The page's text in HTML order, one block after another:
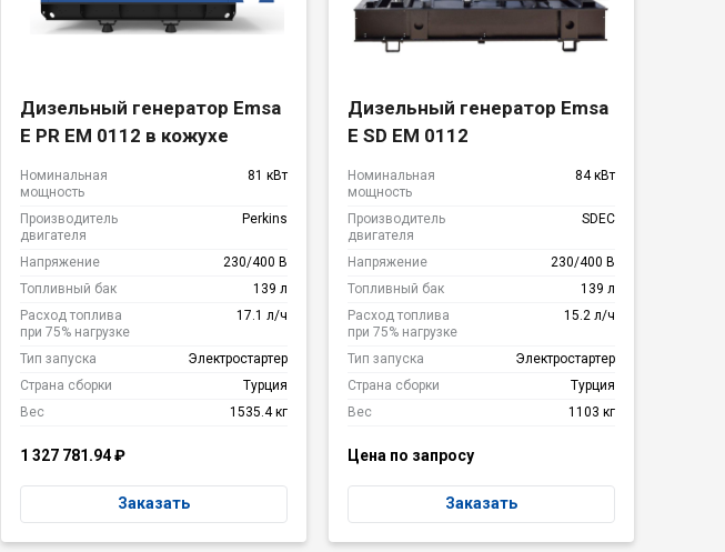
Дизельный генератор Emsa
E PR EM 0112 в кожухе
Номинальная
мощность
81 кВт
Производитель
двигателя
Perkins
Напряжение
230/400 В
Топливный бак
139 л
Расход топлива
при 75% нагрузке
17.1 л/ч
Тип запуска
Электростартер
Страна сборки
Турция
Вес
1535.4 кг
1 327 781.94₽
Заказать
Дизельный генератор Emsa
E SD EM 0112
Номинальная
мощность
84 кВт
Производитель
двигателя
SDEC
Напряжение
230/400 В
Топливный бак
139 л
Расход топлива
при 75% нагрузке
15.2 л/ч
Тип запуска
Электростартер
Страна сборки
Турция
Вес
1103 кг
Цена по запросу
Заказать